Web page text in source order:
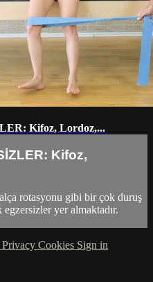
Kifoz, Lordoz,...
Kifoz,
rotasyonu gibi bir çok duruş
yer almaktadır.
Privacy Cookies Sign in